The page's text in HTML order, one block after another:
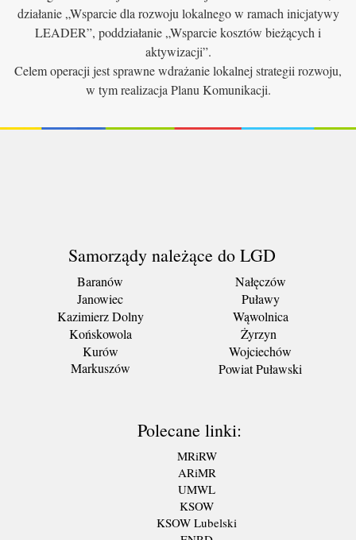
działanie „Wsparcie dla rozwoju lokalnego w ramach inicjatywy
LEADER”, poddziałanie „Wsparcie kosztów bieżących i
aktywizacji”.
Celem operacji jest sprawne wdrażanie lokalnej strategii rozwoju,
w tym realizacja Planu Komunikacji.
Samorządy należące do LGD
Baranów
Janowiec
Kazimierz Dolny
Końskowola
Kurów
Markuszów
Nałęczów
Puławy
Wąwolnica
Żyrzyn
Wojciechów
Powiat Puławski
Polecane linki:
MRiRW
ARiMR
UMWL
KSOW
KSOW Lubelski